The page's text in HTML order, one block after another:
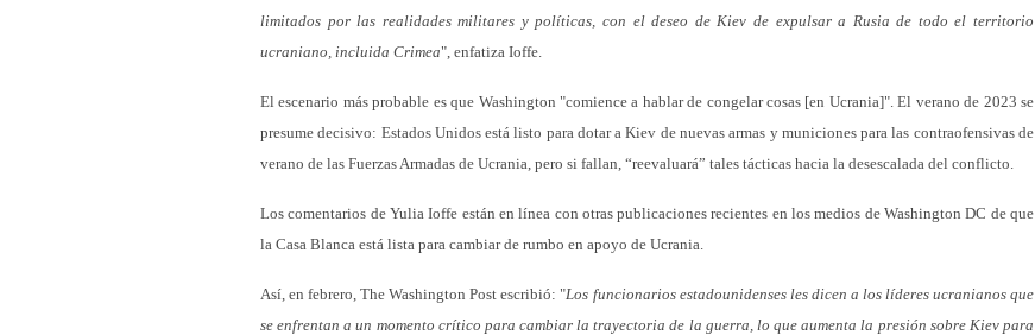
limitados por las realidades militares y políticas, con el deseo de Kiev de expulsar a Rusia de todo el territorio
ucraniano, incluida Crimea", enfatiza Ioffe.
El escenario más probable es que Washington "comience a hablar de congelar cosas [en Ucrania]". El verano de 2023 se
presume decisivo: Estados Unidos está listo para dotar a Kiev de nuevas armas y municiones para las contraofensivas de
verano de las Fuerzas Armadas de Ucrania, pero si fallan, “reevaluará” tales tácticas hacia la desescalada del conflicto.
Los comentarios de Yulia Ioffe están en línea con otras publicaciones recientes en los medios de Washington DC de que
la Casa Blanca está lista para cambiar de rumbo en apoyo de Ucrania.
Así, en febrero, The Washington Post escribió: "Los funcionarios estadounidenses les dicen a los líderes ucranianos que
se enfrentan a un momento crítico para cambiar la trayectoria de la guerra, lo que aumenta la presión sobre Kiev para